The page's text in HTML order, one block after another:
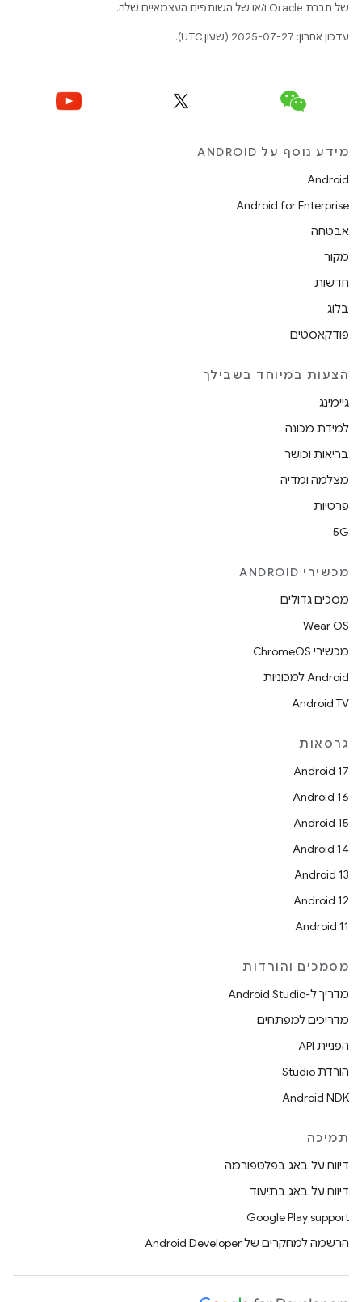
של חברת Oracle ו/או של השותפים העצמאיים שלה.
עדכון אחרון: 2025-07-27 (שעון UTC).
מידע נוסף על ANDROID
Android
Android for Enterprise
אבטחה
מקור
חדשות
בלוג
פודקאסטים
הצעות במיוחד בשבילך
גיימינג
למידת מכונה
בריאות וכושר
מצלמה ומדיה
פרטיות
5G
מכשירי ANDROID
מסכים גדולים
Wear OS
מכשירי ChromeOS
Android למכוניות
Android TV
גרסאות
Android 17
Android 16
Android 15
Android 14
Android 13
Android 12
Android 11
מסמכים והורדות
מדריך ל-Android Studio
מדריכים למפתחים
הפניית API
הורדת Studio
Android NDK
תמיכה
דיווח על באג בפלטפורמה
דיווח על באג בתיעוד
Google Play support
הרשמה למחקרים של Android Developer